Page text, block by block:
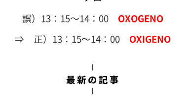
誤）13：15～14：00 OXOGENO
⇒ 正）13：15～14：00 OXIGENO